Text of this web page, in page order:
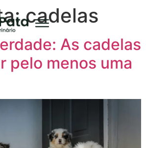
cadelas
As cadelas
pelo menos uma